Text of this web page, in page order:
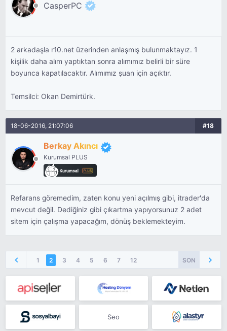
CasperPC
2 arkadaşla r10.net üzerinden anlaşmış bulunmaktayız. 1
kişilik daha alım yaptıktan sonra alımımız belirli bir süre
boyunca kapatılacaktır. Alımımız şuan için açıktır.
Temsilci: Okan Demirtürk.
18-06-2016, 21:07:06 #18
Berkay Akıncı
Kurumsal PLUS
Refarans göremedim, zaten konu yeni açılmış gibi, itrader'da
mevcut değil. Dediğiniz gibi çıkartma yapıyorsunuz 2 adet
sitem için çalışma yapacağım, dönüş beklemekteyim.
1 2 3 4 5 6 7 12 SON
Seo